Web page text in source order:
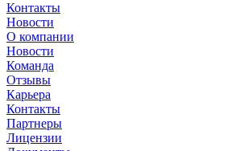
Контакты
Новости
О компании
Новости
Команда
Отзывы
Карьера
Контакты
Партнеры
Лицензии